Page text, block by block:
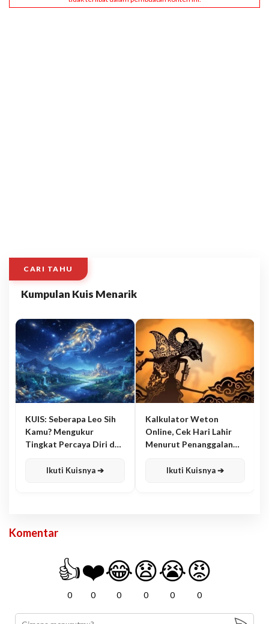
CARI TAHU
Kumpulan Kuis Menarik
KUIS: Seberapa Leo Sih
Kamu? Mengukur
Tingkat Percaya Diri dan
Ikuti Kuisnya ➔
Kalkulator Weton
Online, Cek Hari Lahir
Menurut Penanggalan
Ikuti Kuisnya ➔
Komentar
👍
0
❤️
0
😂
0
😧
0
😭
0
😡
0